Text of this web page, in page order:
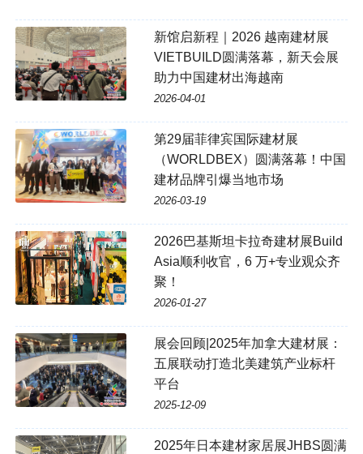
新馆启新程｜2026 越南建材展
VIETBUILD圆满落幕，新天会展
助力中国建材出海越南
2026-04-01
第29届菲律宾国际建材展
（WORLDBEX）圆满落幕！中国
建材品牌引爆当地市场
2026-03-19
2026巴基斯坦卡拉奇建材展Build
Asia顺利收官，6 万+专业观众齐
聚！
2026-01-27
展会回顾|2025年加拿大建材展：
五展联动打造北美建筑产业标杆
平台
2025-12-09
2025年日本建材家居展JHBS圆满